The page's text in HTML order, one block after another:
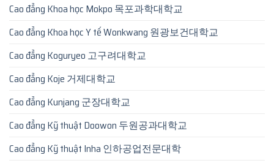
Cao đẳng Khoa học Mokpo 목포과학대학교
Cao đẳng Khoa học Y tế Wonkwang 원광보건대학교
Cao đẳng Koguryeo 고구려대학교
Cao đẳng Koje 거제대학교
Cao đẳng Kunjang 군장대학교
Cao đẳng Kỹ thuật Doowon 두원공과대학교
Cao đẳng Kỹ thuật Inha 인하공업전문대학